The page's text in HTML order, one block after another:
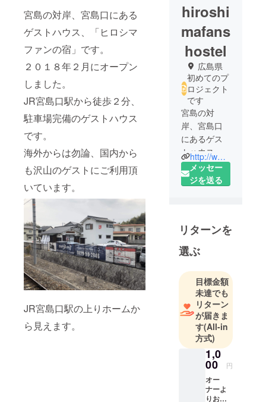
宮島の対岸、宮島口にある
ゲストハウス、「ヒロシマ
ファンの宿」です。
２０１８年２月にオープン
しました。
JR宮島口駅から徒歩２分、
駐車場完備のゲストハウス
です。
海外からは勿論、国内から
も沢山のゲストにご利用頂
いています。
JR宮島口駅の上りホームか
ら見えます。
hiroshi
mafans
hostel
広島県
初めてのプ
ロジェクト
です
宮島の対
岸、宮島口
にあるゲス
トハウスで
す。
ヒロシマ
「広島を好
きになって
欲しい、楽
しんで欲し
い」という
メッセージ
が込められ
ています。
http://www.hiroshima-fan.com/
メッセー
ジを送る
リターンを
選ぶ
目標金額
未達でも
リターン
が届きま
す(All-in
方式)
1,0
00 円
オー
ナーよ
りお礼